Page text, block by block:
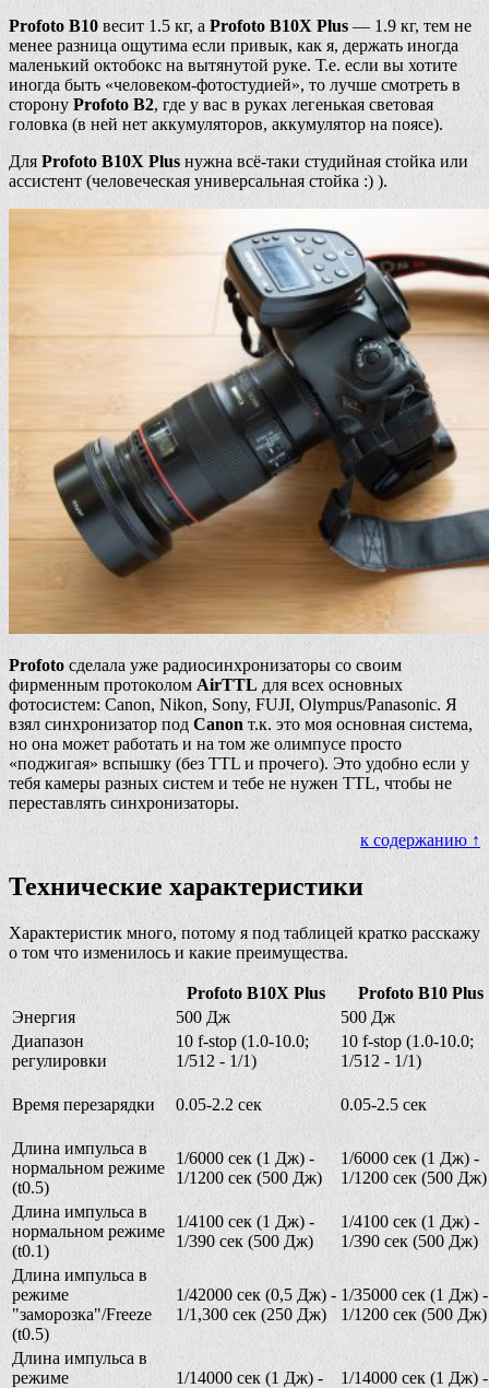
Profoto B10 весит 1.5 кг, а Profoto B10X Plus — 1.9 кг, тем не
менее разница ощутима если привык, как я, держать иногда
маленький октобокс на вытянутой руке. Т.е. если вы хотите
иногда быть «человеком-фотостудией», то лучше смотреть в
сторону Profoto B2, где у вас в руках легенькая световая
головка (в ней нет аккумуляторов, аккумулятор на поясе).
Для Profoto B10X Plus нужна всё-таки студийная стойка или
ассистент (человеческая универсальная стойка :) ).
Profoto сделала уже радиосинхронизаторы со своим
фирменным протоколом AirTTL для всех основных
фотосистем: Canon, Nikon, Sony, FUJI, Olympus/Panasonic. Я
взял синхронизатор под Canon т.к. это моя основная система,
но она может работать и на том же олимпусе просто
«поджигая» вспышку (без TTL и прочего). Это удобно если у
тебя камеры разных систем и тебе не нужен TTL, чтобы не
переставлять синхронизаторы.
к содержанию ↑
Технические характеристики
Характеристик много, потому я под таблицей кратко расскажу
о том что изменилось и какие преимущества.
Profoto B10X Plus
Profoto B10 Plus
Энергия
500 Дж
500 Дж
Диапазон
регулировки
10 f-stop (1.0-10.0;
1/512 - 1/1)
10 f-stop (1.0-10.0;
1/512 - 1/1)
Время перезарядки 0.05-2.2 сек 0.05-2.5 сек
Длина импульса в
нормальном режиме
(t0.5)
1/6000 сек (1 Дж) -
1/1200 сек (500 Дж)
1/6000 сек (1 Дж) -
1/1200 сек (500 Дж)
Длина импульса в
нормальном режиме
(t0.1)
1/4100 сек (1 Дж) -
1/390 сек (500 Дж)
1/4100 сек (1 Дж) -
1/390 сек (500 Дж)
Длина импульса в
режиме
"заморозка"/Freeze
(t0.5)
1/42000 сек (0,5 Дж) -
1/1,300 сек (250 Дж)
1/35000 сек (1 Дж) -
1/1200 сек (500 Дж)
Длина импульса в
режиме
1/14000 сек (1 Дж) - 1/14000 сек (1 Дж) -